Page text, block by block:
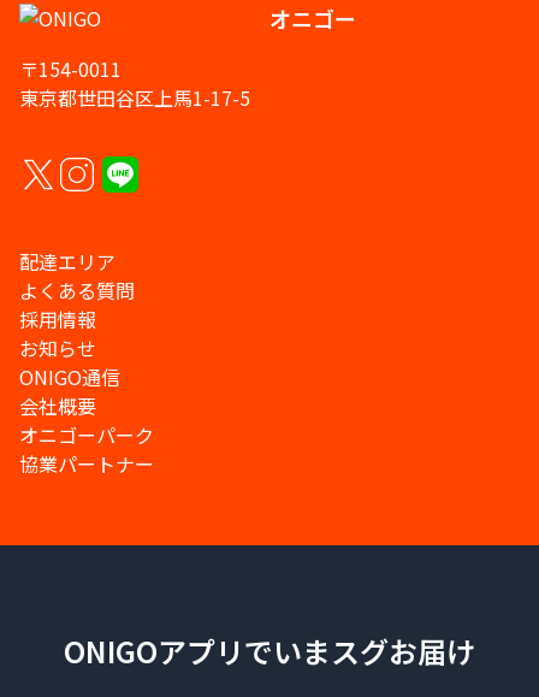
オニゴー
〒154-0011
東京都世田谷区上馬1-17-5
配達エリア
よくある質問
採用情報
お知らせ
ONIGO通信
会社概要
オニゴーパーク
協業パートナー
ONIGOアプリでいまスグお届け